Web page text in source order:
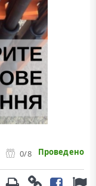
0/8 Проведено